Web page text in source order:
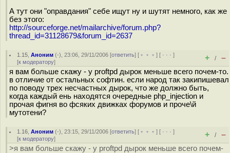
А тут они "оправдания" себе ищут ну и шутят немного, как же
без этого:
http://sourceforge.net/mailarchive/forum.php?
thread_id=31128679&forum_id=2637
1.15 ,Аноним (-), 23:06, 29/11/2006 [ответить] [ ﹢﹢﹢] [ · · ·]
[к модератору] + / –
я вам больше скажу - у proftpd дырок меньше всего почем-то.
в отличие от остальных софтин. если народ так закипишевал
по поводу трех несчастных дырок, что же должно быть,
когда каждый ень находятся очередные php_injection и
прочая фигня во фсяких движках форумов и проче\й
мутотени?
1.16 ,Аноним (-), 23:15, 29/11/2006 [ответить] [ ﹢﹢﹢] [ · · ·]
[к модератору] + / –
>я вам больше скажу - у proftpd дырок меньше всего почем-